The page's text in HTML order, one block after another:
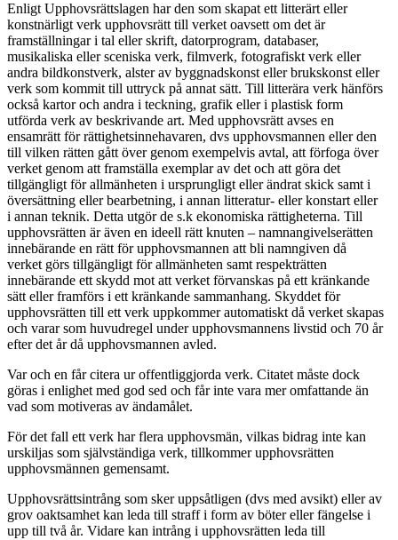
Enligt Upphovsrättslagen har den som skapat ett litterärt eller
konstnärligt verk upphovsrätt till verket oavsett om det är
framställningar i tal eller skrift, datorprogram, databaser,
musikaliska eller sceniska verk, filmverk, fotografiskt verk eller
andra bildkonstverk, alster av byggnadskonst eller brukskonst eller
verk som kommit till uttryck på annat sätt. Till litterära verk hänförs
också kartor och andra i teckning, grafik eller i plastisk form
utförda verk av beskrivande art. Med upphovsrätt avses en
ensamrätt för rättighetsinnehavaren, dvs upphovsmannen eller den
till vilken rätten gått över genom exempelvis avtal, att förfoga över
verket genom att framställa exemplar av det och att göra det
tillgängligt för allmänheten i ursprungligt eller ändrat skick samt i
översättning eller bearbetning, i annan litteratur- eller konstart eller
i annan teknik. Detta utgör de s.k ekonomiska rättigheterna. Till
upphovsrätten är även en ideell rätt knuten – namnangivelserätten
innebärande en rätt för upphovsmannen att bli namngiven då
verket görs tillgängligt för allmänheten samt respekträtten
innebärande ett skydd mot att verket förvanskas på ett kränkande
sätt eller framförs i ett kränkande sammanhang. Skyddet för
upphovsrätten till ett verk uppkommer automatiskt då verket skapas
och varar som huvudregel under upphovsmannens livstid och 70 år
efter det år då upphovsmannen avled.
Var och en får citera ur offentliggjorda verk. Citatet måste dock
göras i enlighet med god sed och får inte vara mer omfattande än
vad som motiveras av ändamålet.
För det fall ett verk har flera upphovsmän, vilkas bidrag inte kan
urskiljas som självständiga verk, tillkommer upphovsrätten
upphovsmännen gemensamt.
Upphovsrättsintrång som sker uppsåtligen (dvs med avsikt) eller av
grov oaktsamhet kan leda till straff i form av böter eller fängelse i
upp till två år. Vidare kan intrång i upphovsrätten leda till